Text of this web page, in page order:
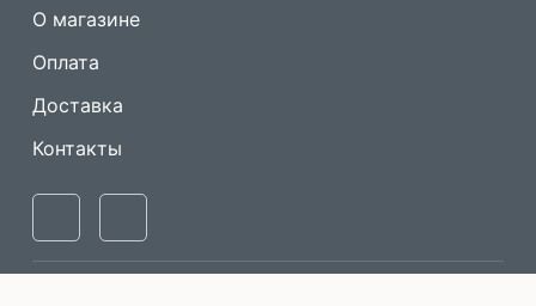
Одноигольные
прямострочные
ручного стежка
О магазине
Оплата
Доставка
Контакты